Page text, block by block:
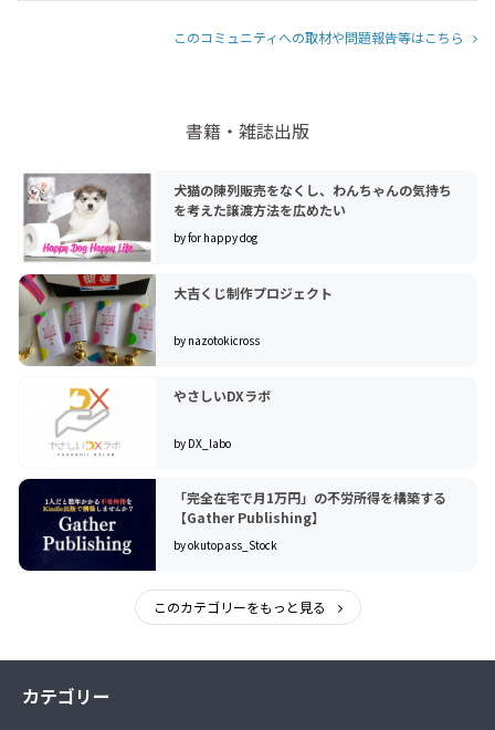
このコミュニティへの取材や問題報告等はこちら
書籍・雑誌出版
犬猫の陳列販売をなくし、わんちゃんの気持ち
を考えた譲渡方法を広めたい
by for happy dog
大吉くじ制作プロジェクト
by nazotokicross
やさしいDXラボ
by DX_labo
「完全在宅で月1万円」の不労所得を構築する
【Gather Publishing】
by okutopass_Stock
このカテゴリーをもっと見る
カテゴリー